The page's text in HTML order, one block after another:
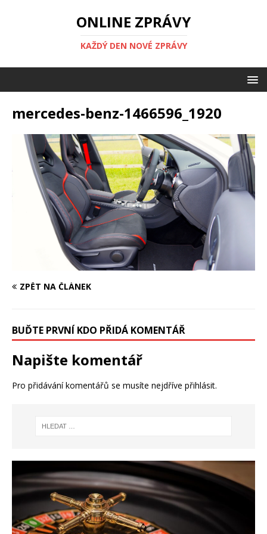
ONLINE ZPRÁVY
KAŽDÝ DEN NOVÉ ZPRÁVY
mercedes-benz-1466596_1920
ZPĚT NA ČLÁNEK
BUĎTE PRVNÍ KDO PŘIDÁ KOMENTÁŘ
Napište komentář
Pro přidávání komentářů se musíte nejdříve přihlásit.